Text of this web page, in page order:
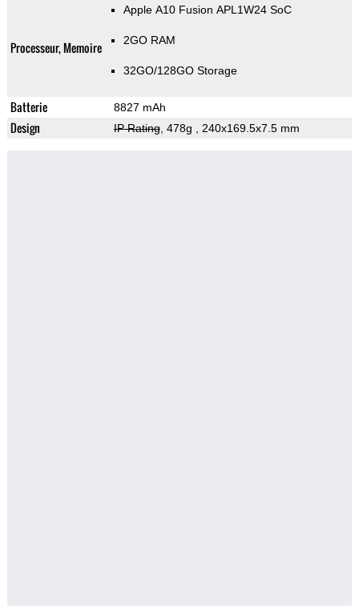
Processeur, Memoire
Apple A10 Fusion APL1W24 SoC
2GO RAM
32GO/128GO Storage
Batterie 8827 mAh
Design IP Rating, 478g , 240x169.5x7.5 mm